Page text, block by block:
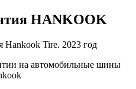
HANKOOK
Hankook Tire. 2023 год
на автомобильные шины